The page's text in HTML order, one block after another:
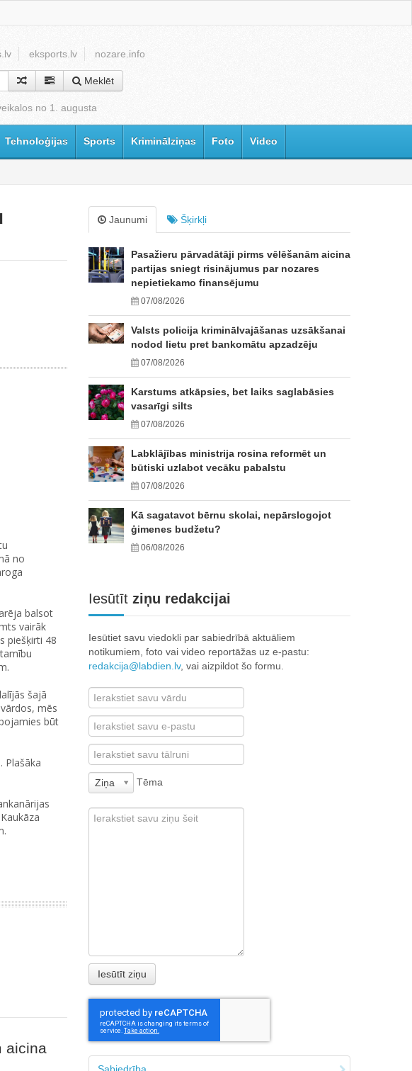
eksports.lv nozare.info
Meklēt
no 1. augusta
Tehnoloģijas Sports Kriminālziņas Foto Video
no
balsot
vairāk
piešķirti 48
šajā
mēs
būt
Plašāka
aicina
Jaunumi Šķirkļi
Pasažieru pārvadātāji pirms vēlēšanām aicina
partijas sniegt risinājumus par nozares
nepietiekamo finansējumu
07/08/2026
Valsts policija kriminālvajāšanas uzsākšanai
nodod lietu pret bankomātu apzadzēju
07/08/2026
Karstums atkāpsies, bet laiks saglabāsies
vasarīgi silts
07/08/2026
Labklājības ministrija rosina reformēt un
būtiski uzlabot vecāku pabalstu
07/08/2026
Kā sagatavot bērnu skolai, nepārslogojot
ģimenes budžetu?
06/08/2026
Iesūtīt ziņu redakcijai
Iesūtiet savu viedokli par sabiedrībā aktuāliem
notikumiem, foto vai video reportāžas uz e-pastu:
redakcija@labdien.lv, vai aizpildot šo formu.
Ziņa Tēma